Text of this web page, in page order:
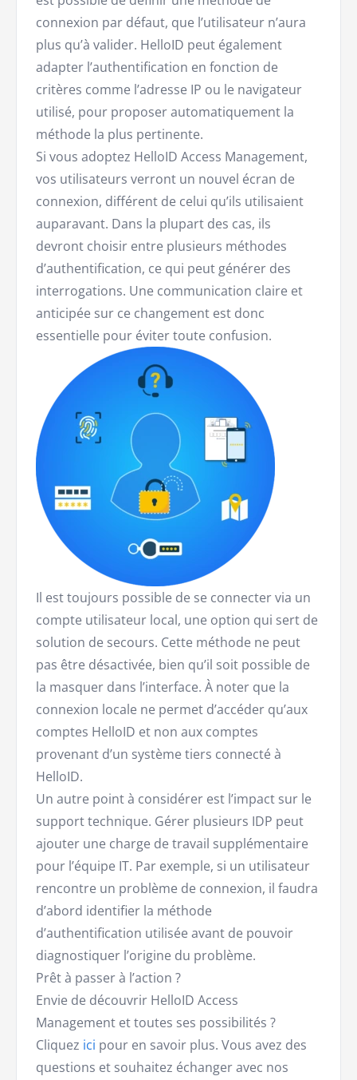
connexion par défaut, que l’utilisateur n’aura
plus qu’à valider. HelloID peut également
adapter l’authentification en fonction de
critères comme l’adresse IP ou le navigateur
utilisé, pour proposer automatiquement la
méthode la plus pertinente.
Si vous adoptez HelloID Access Management,
vos utilisateurs verront un nouvel écran de
connexion, différent de celui qu’ils utilisaient
auparavant. Dans la plupart des cas, ils
devront choisir entre plusieurs méthodes
d’authentification, ce qui peut générer des
interrogations. Une communication claire et
anticipée sur ce changement est donc
essentielle pour éviter toute confusion.
Il est toujours possible de se connecter via un
compte utilisateur local, une option qui sert de
solution de secours. Cette méthode ne peut
pas être désactivée, bien qu’il soit possible de
la masquer dans l’interface. À noter que la
connexion locale ne permet d’accéder qu’aux
comptes HelloID et non aux comptes
provenant d’un système tiers connecté à
HelloID.
Un autre point à considérer est l’impact sur le
support technique. Gérer plusieurs IDP peut
ajouter une charge de travail supplémentaire
pour l’équipe IT. Par exemple, si un utilisateur
rencontre un problème de connexion, il faudra
d’abord identifier la méthode
d’authentification utilisée avant de pouvoir
diagnostiquer l’origine du problème.
Prêt à passer à l’action ?
Envie de découvrir HelloID Access
Management et toutes ses possibilités ?
Cliquez ici pour en savoir plus. Vous avez des
questions et souhaitez échanger avec nos